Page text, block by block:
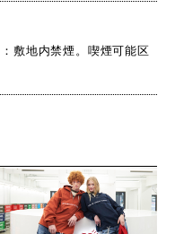
敷地内禁煙。喫煙可能区